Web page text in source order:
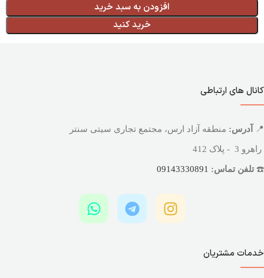
افزودن به سبد خرید
خرید کنید
کانال های ارتباطی
📍 آدرس: منطقه آزاد ارس، مجتمع تجاری سیتی سنتر
راهرو 3 - پلاک 412
☎️تلفن تماس: 09143330891
خدمات مشتریان